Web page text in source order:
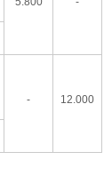
- 12.000